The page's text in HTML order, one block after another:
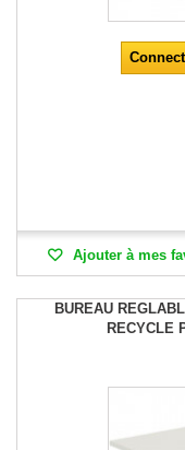
Ajouter à mes
BUREAU
RECYCLE